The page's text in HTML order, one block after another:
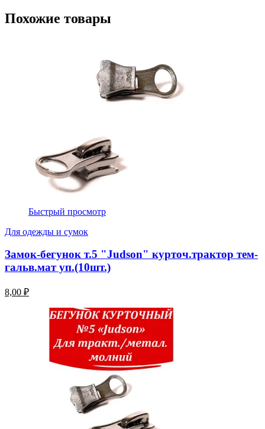
Похожие товары
Быстрый просмотр
Для одежды и сумок
Замок-бегунок т.5 "Judson" курточ.трактор тем-
гальв.мат уп.(10шт.)
8,00 ₽